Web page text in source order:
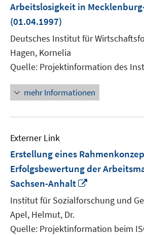
Arbeitslosigkeit in
(01.04.1997)
Deutsches Institut für
Hagen, Kornelia
Quelle: Projektinformation des
mehr Informationen
Externer Link
Erstellung eines
Erfolgsbewertung der
Sachsen-Anhalt
neuem
Fenster
Institut für Sozialforschung und
Apel, Helmut, Dr.
Quelle: Projektinformation beim